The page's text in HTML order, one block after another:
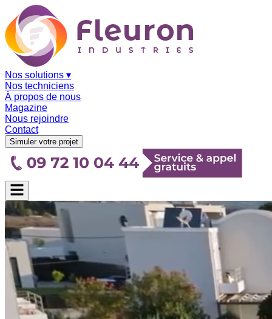
Nos solutions ▾
Nos techniciens
À propos de nous
Magazine
Nous rejoindre
Contact
Simuler votre projet